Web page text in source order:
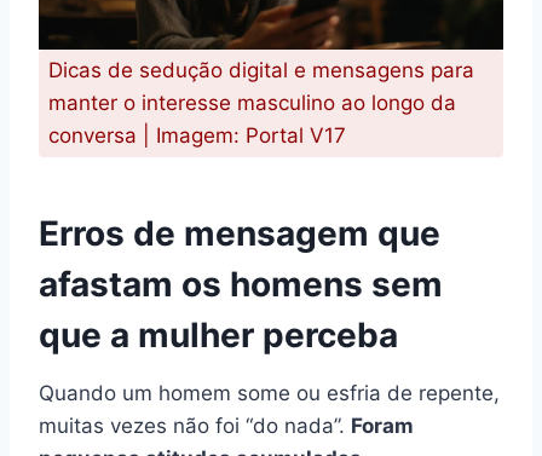
Dicas de sedução digital e mensagens para
manter o interesse masculino ao longo da
conversa | Imagem: Portal V17
Erros de mensagem que
afastam os homens sem
que a mulher perceba
Quando um homem some ou esfria de repente,
muitas vezes não foi “do nada”. Foram